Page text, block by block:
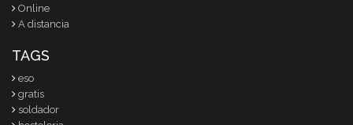
Online
A distancia
TAGS
eso
gratis
soldador